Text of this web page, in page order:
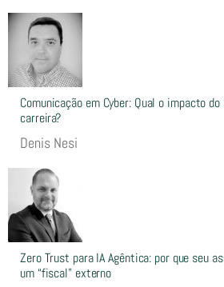
Comunicação em Cyber: Qual o impacto
carreira?
Denis Nesi
Zero Trust para IA Agêntica: por que seu
um “fiscal” externo